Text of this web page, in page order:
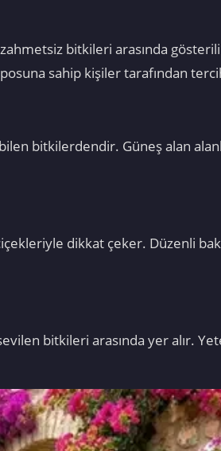
zahmetsiz bitkileri arasında
sahip kişiler tarafından
bitkilerdendir. Güneş alan
dikkat çeker. Düzenli
bitkileri arasında yer alır.